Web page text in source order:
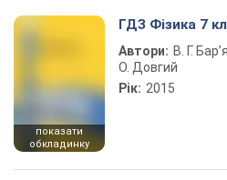
показати
обкладинку
ГДЗ Фізика 7
Автори: В. Г.
О. Довгий
Рік: 2015